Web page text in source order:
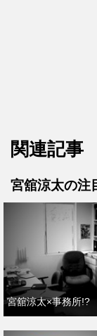
関連記事
宮舘涼太の注
宮舘涼太×事務所!?